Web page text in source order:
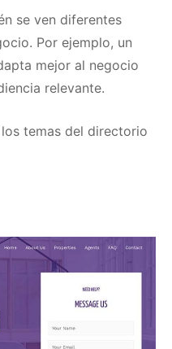
se ven diferentes
Por ejemplo, un
mejor al negocio
relevante.
temas del directorio